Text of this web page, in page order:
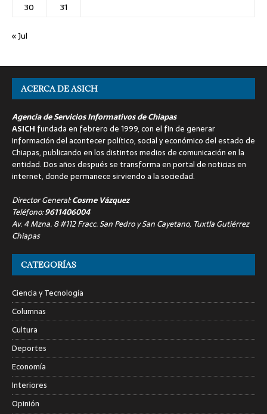
30
31
« Jul
ACERCA DE ASICH
Agencia de Servicios Informativos de Chiapas
ASICH fundada en febrero de 1999, con el fin de generar
información del acontecer político, social y económico del estado de
Chiapas, publicando en los distintos medios de comunicación en la
entidad. Dos años después se transforma en portal de noticias en
internet, donde permanece sirviendo a la sociedad.
Director General:Cosme Vázquez
Teléfono:9611406004
Av. 4 Mzna. 8 #112 Fracc. San Pedro y San Cayetano, Tuxtla Gutiérrez
Chiapas
CATEGORÍAS
Ciencia y Tecnología
Columnas
Cultura
Deportes
Economía
Interiores
Opinión